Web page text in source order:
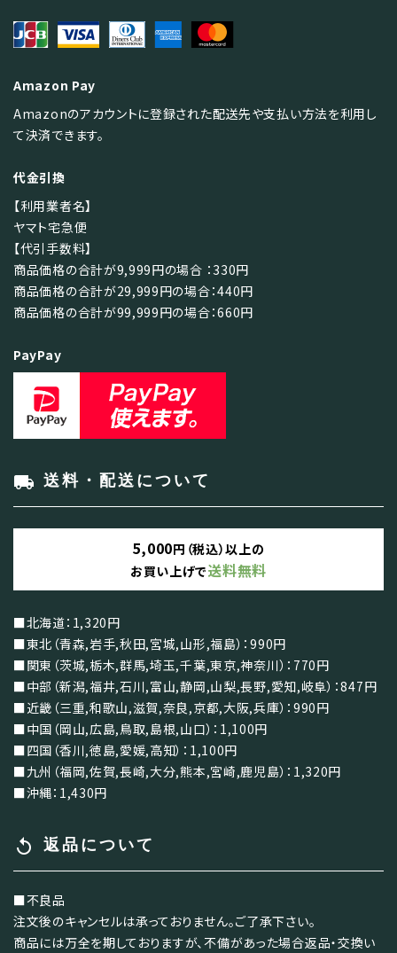
Amazon Pay
Amazonのアカウントに登録された配送先や支払い方法を利用し
て決済できます。
代金引換
【利用業者名】
ヤマト宅急便
【代引手数料】
商品価格の合計が9,999円の場合 ：330円
商品価格の合計が29,999円の場合：440円
商品価格の合計が99,999円の場合：660円
PayPay
local_shipping 送料・配送について
5,000円（税込）以上の
お買い上げで送料無料
■北海道：1,320円
■東北（青森,岩手,秋田,宮城,山形,福島）：990円
■関東（茨城,栃木,群馬,埼玉,千葉,東京,神奈川）：770円
■中部（新潟,福井,石川,富山,静岡,山梨,長野,愛知,岐阜）：847円
■近畿（三重,和歌山,滋賀,奈良,京都,大阪,兵庫）：990円
■中国（岡山,広島,鳥取,島根,山口）：1,100円
■四国（香川,徳島,愛媛,高知）：1,100円
■九州（福岡,佐賀,長崎,大分,熊本,宮崎,鹿児島）：1,320円
■沖縄：1,430円
replay 返品について
■不良品
注文後のキャンセルは承っておりません。ご了承下さい。
商品には万全を期しておりますが、不備があった場合返品・交換い